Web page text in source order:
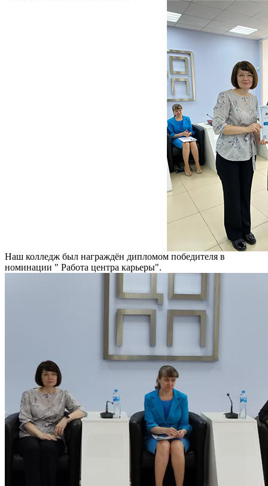
Наш колледж был награждён дипломом победителя в
номинации " Работа центра карьеры".